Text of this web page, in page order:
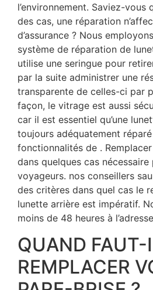
l’environnement. Saviez-vous
des cas, une réparation
d’assurance ? Nous
système de réparation de
utilise une seringue pour
par la suite administrer une
transparente de celles-ci par
façon, le vitrage est aussi
car il est essentiel qu’une
toujours adéquatement
fonctionnalités de .
dans quelques cas
voyageurs. nos conseillers
des critères dans quel cas le
lunette arrière est impératif.
moins de 48 heures à
QUAND FAUT-
REMPLACER